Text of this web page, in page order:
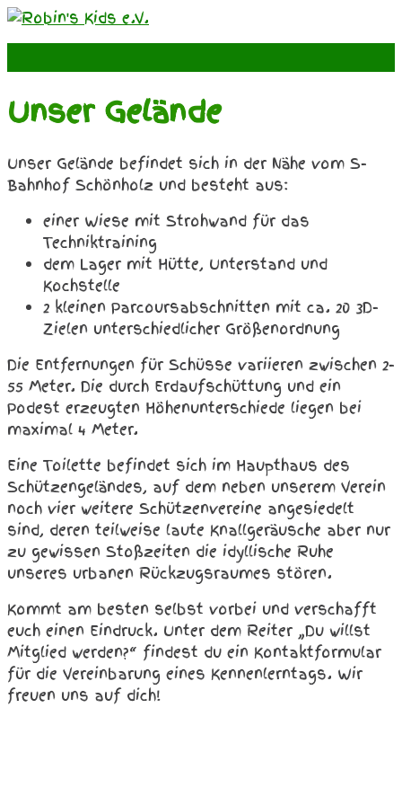
Skip
to
Unser Gelände
Unser Gelände befindet sich in der Nähe vom S-
Bahnhof Schönholz und besteht aus:
einer Wiese mit Strohwand für das
Techniktraining
dem Lager mit Hütte, Unterstand und
Kochstelle
2 kleinen Parcoursabschnitten mit ca. 20 3D-
Zielen unterschiedlicher Größenordnung
Die Entfernungen für Schüsse variieren zwischen 2-
55 Meter. Die durch Erdaufschüttung und ein
Podest erzeugten Höhenunterschiede liegen bei
maximal 4 Meter.
Eine Toilette befindet sich im Haupthaus des
Schützengeländes, auf dem neben unserem Verein
noch vier weitere Schützenvereine angesiedelt
sind, deren teilweise laute Knallgeräusche aber nur
zu gewissen Stoßzeiten die idyllische Ruhe
unseres urbanen Rückzugsraumes stören.
Kommt am besten selbst vorbei und verschafft
euch einen Eindruck. Unter dem Reiter „Du willst
Mitglied werden?“ findest du ein Kontaktformular
für die Vereinbarung eines Kennenlerntags. Wir
freuen uns auf dich!